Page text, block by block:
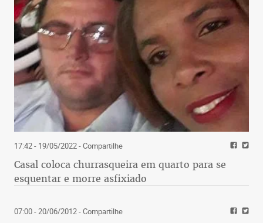
17:42 - 19/05/2022- Compartilhe
Casal coloca churrasqueira em quarto para se
esquentar e morre asfixiado
07:00 - 20/06/2012- Compartilhe